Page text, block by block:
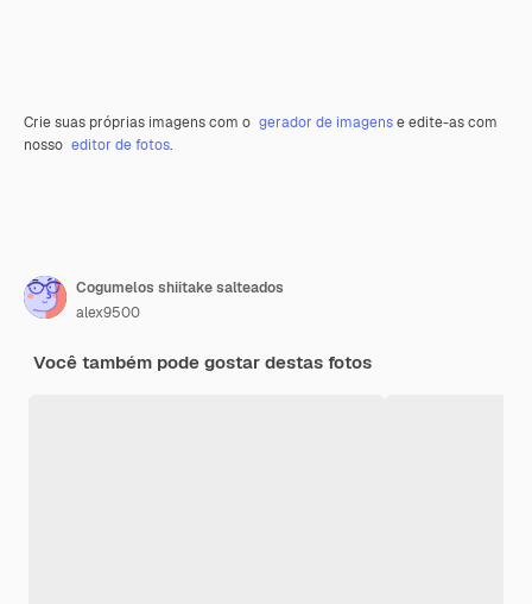
Crie suas próprias imagens com o gerador de imagense edite-as com
nosso editor de fotos.
Cogumelos shiitake salteados
alex9500
Você também pode gostar destas fotos